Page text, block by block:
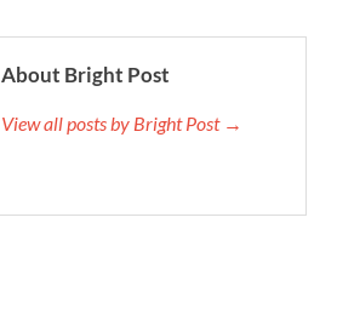
About Bright Post
View all posts by Bright Post →